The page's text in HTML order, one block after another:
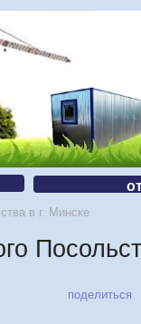
в г. Минске
поделиться